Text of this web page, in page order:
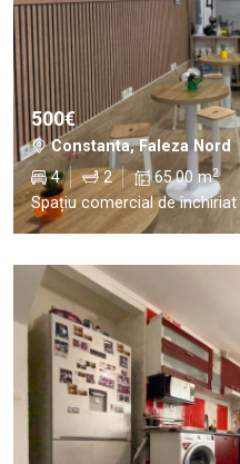
500€
Constanta, Faleza Nord
4
2 65.00 m2
Spațiu comercial de închiriat